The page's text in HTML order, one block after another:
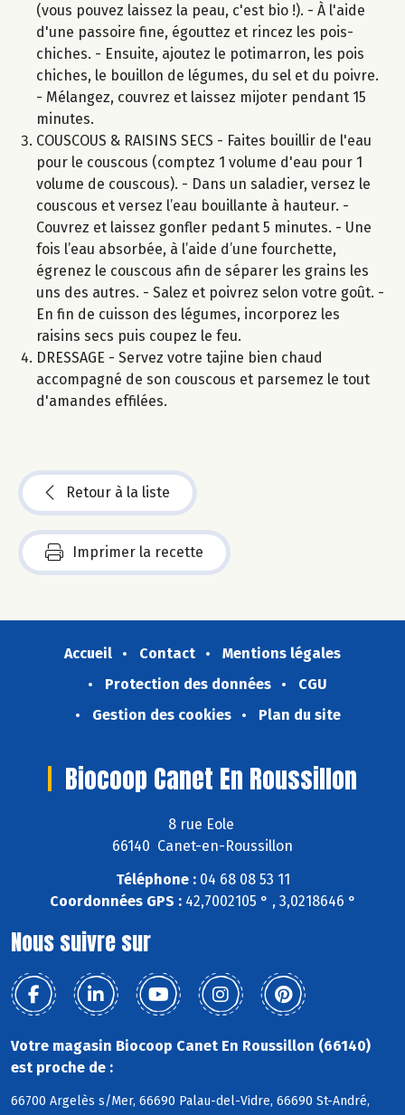
(vous pouvez laissez la peau, c'est bio !). - À l'aide
d'une passoire fine, égouttez et rincez les pois-
chiches. - Ensuite, ajoutez le potimarron, les pois
chiches, le bouillon de légumes, du sel et du poivre.
- Mélangez, couvrez et laissez mijoter pendant 15
minutes.
COUSCOUS & RAISINS SECS - Faites bouillir de l'eau
pour le couscous (comptez 1 volume d'eau pour 1
volume de couscous). - Dans un saladier, versez le
couscous et versez l’eau bouillante à hauteur. -
Couvrez et laissez gonfler pedant 5 minutes. - Une
fois l’eau absorbée, à l’aide d’une fourchette,
égrenez le couscous afin de séparer les grains les
uns des autres. - Salez et poivrez selon votre goût. -
En fin de cuisson des légumes, incorporez les
raisins secs puis coupez le feu.
DRESSAGE - Servez votre tajine bien chaud
accompagné de son couscous et parsemez le tout
d'amandes effilées.
Retour à la liste
Imprimer la recette
Accueil Contact
Mentions légales
Protection des données
CGU
Gestion des cookies
Plan du site
Biocoop Canet En Roussillon
8 rue Eole
66140 Canet-en-Roussillon
Téléphone :04 68 08 53 11
Coordonnées GPS :42,7002105 ° , 3,0218646 °
Nous suivre sur
Votre magasin Biocoop Canet En Roussillon (66140)
est proche de :
66700 Argelès s/Mer, 66690 Palau-del-Vidre, 66690 St-André,